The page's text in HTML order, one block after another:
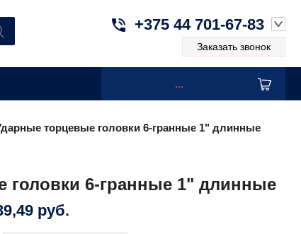
+375 44 701-67-83
Заказать звонок
...
торцевые головки 6-гранные 1ʺ длинные
головки 6-гранные 1ʺ длинные
руб.